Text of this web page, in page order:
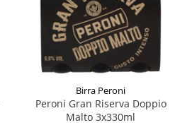
Birra Peroni
Peroni Gran Riserva Doppio
Malto 3x330ml